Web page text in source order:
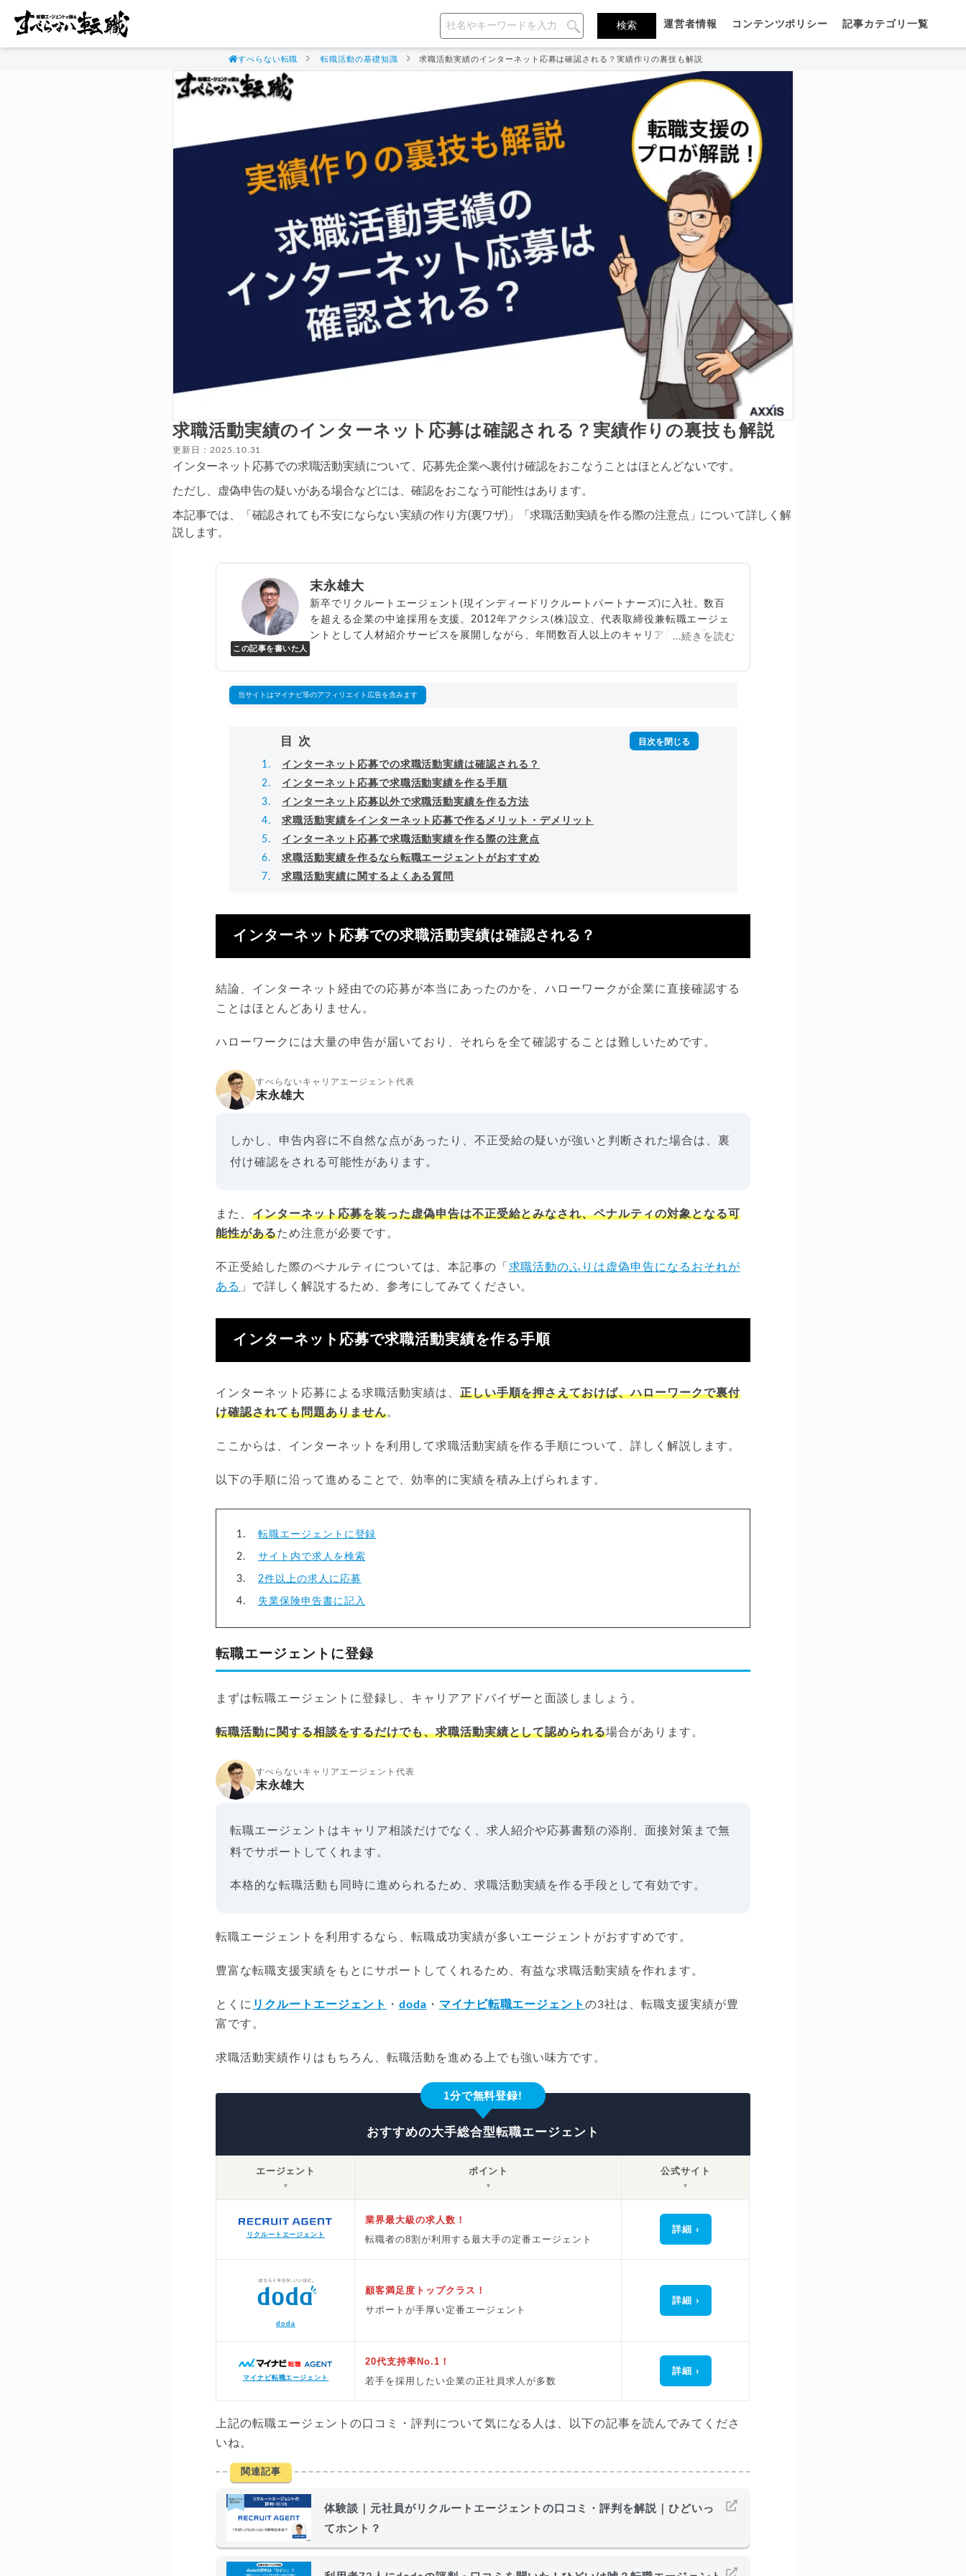
運営者情報 コンテンツポリシー 記事カテゴリ一覧
すべらない転職 転職活動の基礎知識 求職活動実績のインターネット応募は確認される？実績作りの裏技も解説
求職活動実績のインターネット応募は確認される？実績作りの裏技も解説
更新日：2025.10.31
インターネット応募での求職活動実績について、応募先企業へ裏付け確認をおこなうことはほとんどないです。
ただし、虚偽申告の疑いがある場合などには、確認をおこなう可能性はあります。
本記事では、「確認されても不安にならない実績の作り方(裏ワザ)」「求職活動実績を作る際の注意点」について詳しく解
説します。
この記事を書いた人
末永雄大
新卒でリクルートエージェント(現インディードリクルートパートナーズ)に入社。数百
を超える企業の中途採用を支援。2012年アクシス(株)設立、代表取締役兼転職エージェ
ントとして人材紹介サービスを展開しながら、年間数百人以上のキャリア相談に乗る。
...続きを読む
当サイトはマイナビ等のアフィリエイト広告を含みます
目次
インターネット応募での求職活動実績は確認される？
インターネット応募で求職活動実績を作る手順
インターネット応募以外で求職活動実績を作る方法
求職活動実績をインターネット応募で作るメリット・デメリット
インターネット応募で求職活動実績を作る際の注意点
求職活動実績を作るなら転職エージェントがおすすめ
求職活動実績に関するよくある質問
インターネット応募での求職活動実績は確認される？
結論、インターネット経由での応募が本当にあったのかを、ハローワークが企業に直接確認する
ことはほとんどありません。
ハローワークには大量の申告が届いており、それらを全て確認することは難しいためです。
すべらないキャリアエージェント代表
末永雄大
しかし、申告内容に不自然な点があったり、不正受給の疑いが強いと判断された場合は、裏
付け確認をされる可能性があります。
また、インターネット応募を装った虚偽申告は不正受給とみなされ、ペナルティの対象となる可
能性があるため注意が必要です。
不正受給した際のペナルティについては、本記事の「 求職活動のふりは虚偽申告になるおそれが
ある 」で詳しく解説するため、参考にしてみてください。
インターネット応募で求職活動実績を作る手順
インターネット応募による求職活動実績は、 正しい手順を押さえておけば、ハローワークで裏付
け確認されても問題ありません。
ここからは、インターネットを利用して求職活動実績を作る手順について、詳しく解説します。
以下の手順に沿って進めることで、効率的に実績を積み上げられます。
転職エージェントに登録
サイト内で求人を検索
2件以上の求人に応募
失業保険申告書に記入
転職エージェントに登録
まずは転職エージェントに登録し、キャリアアドバイザーと面談しましょう。
転職活動に関する相談をするだけでも、求職活動実績として認められる場合があります。
すべらないキャリアエージェント代表
末永雄大
転職エージェントはキャリア相談だけでなく、求人紹介や応募書類の添削、面接対策まで無
料でサポートしてくれます。
本格的な転職活動も同時に進められるため、求職活動実績を作る手段として有効です。
転職エージェントを利用するなら、転職成功実績が多いエージェントがおすすめです。
豊富な転職支援実績をもとにサポートしてくれるため、有益な求職活動実績を作れます。
とくに リクルートエージェント ・ doda ・ マイナビ転職エージェントの3社は、転職支援実績が豊
富です。
求職活動実績作りはもちろん、転職活動を進める上でも強い味方です。
1分で無料登録!
おすすめの大手総合型転職エージェント
エージェント
▼
ポイント
▼
公式サイト
▼
リクルートエージェント
業界最大級の求人数！
転職者の8割が利用する最大手の定番エージェント
詳細
doda
顧客満足度トップクラス！
サポートが手厚い定番エージェント
詳細
マイナビ転職エージェント
20代支持率No.1！
若手を採用したい企業の正社員求人が多数
詳細
上記の転職エージェントの口コミ・評判について気になる人は、以下の記事を読んでみてくださ
いね。
関連記事
体験談｜元社員がリクルートエージェントの口コミ・評判を解説｜ひどいっ
てホント？